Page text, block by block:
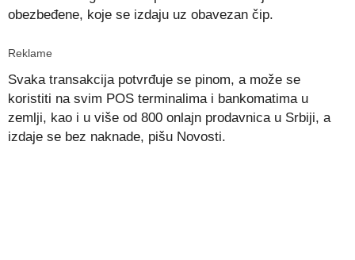
obezbeđene, koje se izdaju uz obavezan čip.
Reklame
Svaka transakcija potvrđuje se pinom, a može se
koristiti na svim POS terminalima i bankomatima u
zemlji, kao i u više od 800 onlajn prodavnica u Srbiji, a
izdaje se bez naknade, pišu Novosti.